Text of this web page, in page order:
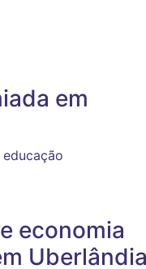
em
economia
Uberlândia